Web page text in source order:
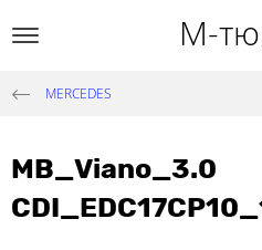
М-
MERCEDES
MB_Viano_3.0